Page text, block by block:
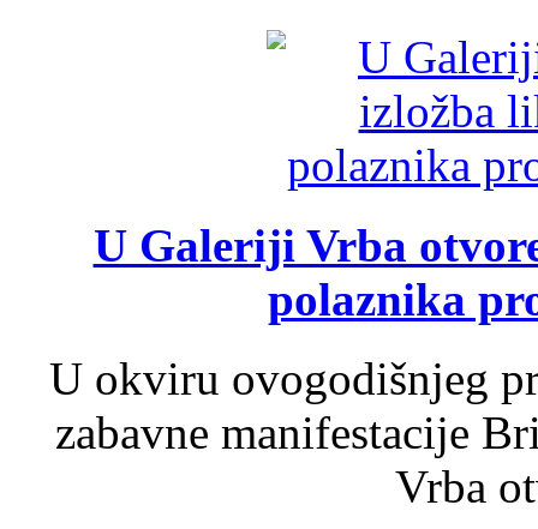
U Galeriji Vrba
polaznika
U okviru ovogodišnjeg
zabavne manifestacije
Vrba